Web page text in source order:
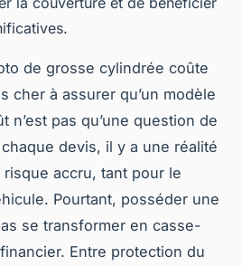
de grosse cylindrée coûte
cher à assurer qu’un modèle
n’est pas qu’une question de
devis, il y a une réalité
risque accru, tant pour le
Pourtant, posséder une
se transformer en casse-
Entre protection du